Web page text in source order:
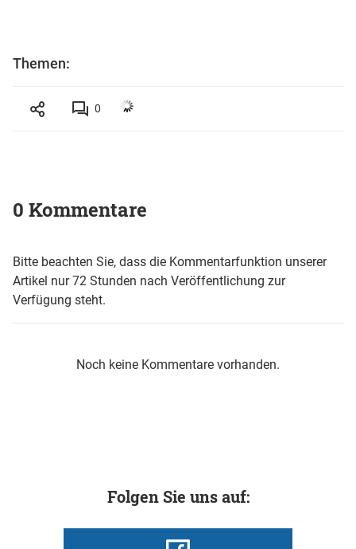
Themen:
0
0 Kommentare
Bitte beachten Sie, dass die Kommentarfunktion unserer
Artikel nur 72 Stunden nach Veröffentlichung zur
Verfügung steht.
Noch keine Kommentare vorhanden.
Folgen Sie uns auf: